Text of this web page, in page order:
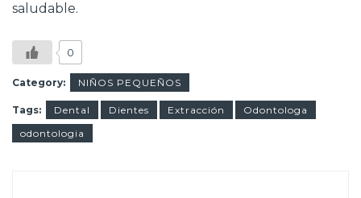
saludable.
0
Category: NIÑOS PEQUEÑOS
Tags: Dental Dientes Extracción
Odontologa
odontologia